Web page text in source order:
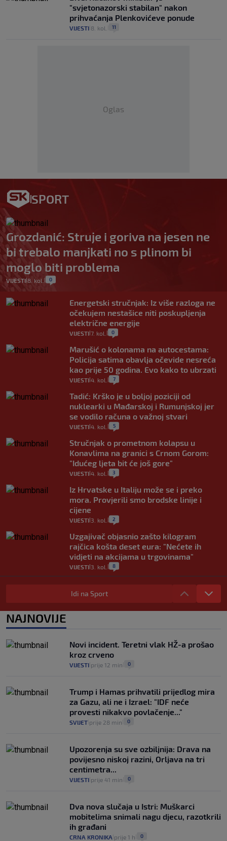
"svjetonazorski stabilan" nakon
prihvaćanja Plenkovićeve ponude
VIJESTI 8. kol. 11
Oglas
SPORT
Grozdanić: Struje i goriva na jesen ne
bi trebalo manjkati no s plinom bi
moglo biti problema
VIJESTI| 8. kol. 0
Energetski stručnjak: Iz više razloga ne
očekujem nestašice niti poskupljenja
električne energije
VIJESTI 7. kol. 0
Marušić o kolonama na autocestama:
Policija satima obavlja očevide nesreća
kao prije 50 godina. Evo kako to ubrzati
VIJESTI 4. kol. 7
Tadić: Krško je u boljoj poziciji od
nuklearki u Mađarskoj i Rumunjskoj jer
se vodilo računa o važnoj stvari
VIJESTI 4. kol. 5
Stručnjak o prometnom kolapsu u
Konavlima na granici s Crnom Gorom:
"Idućeg ljeta bit će još gore"
VIJESTI 4. kol. 3
Iz Hrvatske u Italiju može se i preko
mora. Provjerili smo brodske linije i
cijene
VIJESTI 3. kol. 2
Uzgajivač objasnio zašto kilogram
rajčica košta deset eura: "Nećete ih
vidjeti na akcijama u trgovinama"
VIJESTI 3. kol. 8
Selidba je jedno od stresnijih iskustava.
Evo aktualnih cijena i nekoliko savjeta
0
automobilom na Hvar iz Zagreba, a
koliko iz Osijeka
14
Idi na Sport
NAJNOVIJE
Novi incident. Teretni vlak HŽ-a prošao
kroz crveno
VIJESTI prije 12 min 0
Trump i Hamas prihvatili prijedlog mira
za Gazu, ali ne i Izrael: "IDF neće
provesti nikakvo povlačenje..."
SVIJET prije 28 min 0
Upozorenja su sve ozbiljnija: Drava na
povijesno niskoj razini, Orljava na tri
centimetra...
VIJESTI prije 41 min 0
Dva nova slučaja u Istri: Muškarci
mobitelima snimali nagu djecu, razotkrili
ih građani
CRNA KRONIKA prije 1 h 0